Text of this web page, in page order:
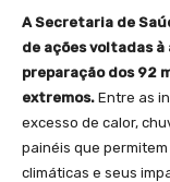
A Secretaria de
de ações voltadas
preparação dos 92
extremos. Entre as
excesso de calor,
painéis que
climáticas e seus